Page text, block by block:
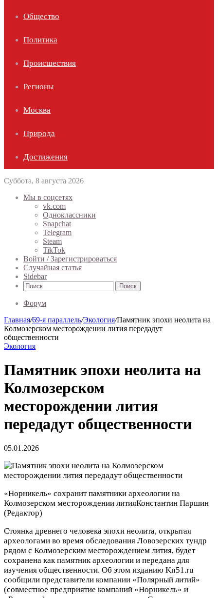
Общество
Политика
Происшествия
Регионы
Москва
Природа
Достижения
Суббота, 8 августа 2026
Мы в соцсетях
vk.com
Одноклассники
Snapchat
Telegram
Steam
TikTok
Войти / Зарегистрироваться
Случайная статья
Sidebar
Поиск
Форум
Главная/69-я параллель/Экология/Памятник эпохи неолита на
Колмозерском месторождении лития передадут
общественности
Экология
Памятник эпохи неолита на
Колмозерском
месторождении лития
передадут общественности
05.01.2026
«Норникель» сохранит памятники археологии на
Колмозерском месторождении литияКонстантин Паршин
(Редактор)
Стоянка древнего человека эпохи неолита, открытая
археологами во время обследования Ловозерских тундр
рядом с Колмозерским месторождением лития, будет
сохранена как памятник археологии и передана для
изучения общественности. Об этом изданию Kn51.ru
сообщили представители компании «Полярный литий»
(совместное предприятие компаний «Норникель» и